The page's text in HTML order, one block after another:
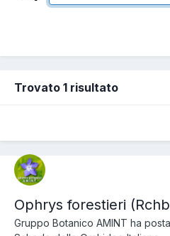
Trovato 1 risultato
Ophrys forestieri
Gruppo Botanico AMINT ha